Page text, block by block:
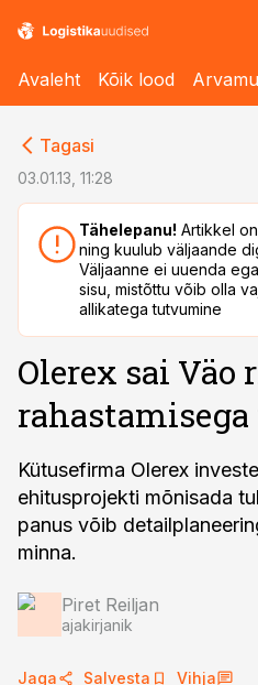
Avaleht Kõik lood
Tagasi
03.01.13, 11:28
Tähelepanu! Artikkel
ning kuulub väljaande
Väljaanne ei uuenda
sisu, mistõttu võib olla
allikatega tutvumine
Olerex sai
Kütusefirma Olerex
ehitusprojekti mõnisada
panus võib
minna.
Piret Reiljan
ajakirjanik
Jaga Salvesta Vihja